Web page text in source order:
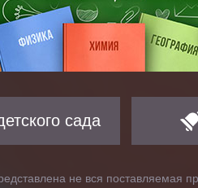
сада
не вся поставляемая